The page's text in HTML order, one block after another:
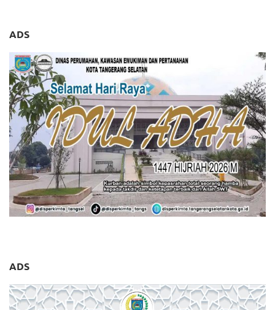
ADS
ADS